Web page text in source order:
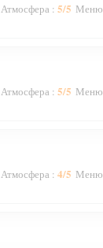
Атмосфера : 5/5 Меню
Атмосфера : 5/5 Меню
Атмосфера : 4/5 Меню